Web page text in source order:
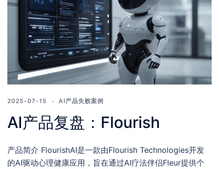
2025-07-15 AI产品失败案例
AI产品复盘：Flourish
产品简介 FlourishAI是一款由Flourish Technologies开发
的AI驱动心理健康应用，旨在通过AI疗法伴侣Fleur提供个